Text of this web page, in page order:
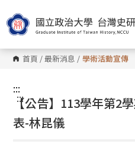
到
主
要
內
容
區 首頁 /最新消息 / 學術活動宣傳
:::
:::
【公告】113學年第2
表-林昆儀